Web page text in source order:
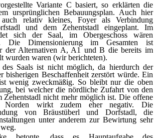
Variante C basiert, so erklärten die
ursprünglichen Bebauungsplan. Auch hier
relativ kleines, Foyer als Verbindung
und dem Zehentstadl eingeplant. Im
sich der Saal, im Obergeschoss wären
Die Dimensionierung im Gesamten ist
der Alternativen A, A1 und B die bereits im
wurden waren (wir berichteten).
des Saals ist nicht möglich, da hierdurch der
bisherigen Beschaffenheit zerstört würde. Ein
wenig zweckmäßig. So bleibt nur die oben
bei welcher die nördliche Zufahrt von den
Zehentstadl nicht mehr möglich ist. Die offene
Norden wirkt zudem eher negativ. Die
von Bräustüberl und Dorfstadl, die
unter anderem zur Bewirtung sehr